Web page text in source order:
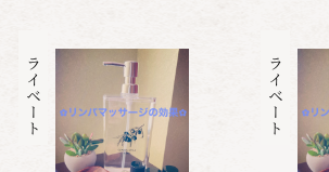
プライベート プライベート